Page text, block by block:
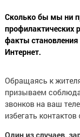
Сколько бы мы ни
профилактических
факты
Интернет.
Обращаясь к
призываем
звонков на ваш
избегать
Один из случаев,